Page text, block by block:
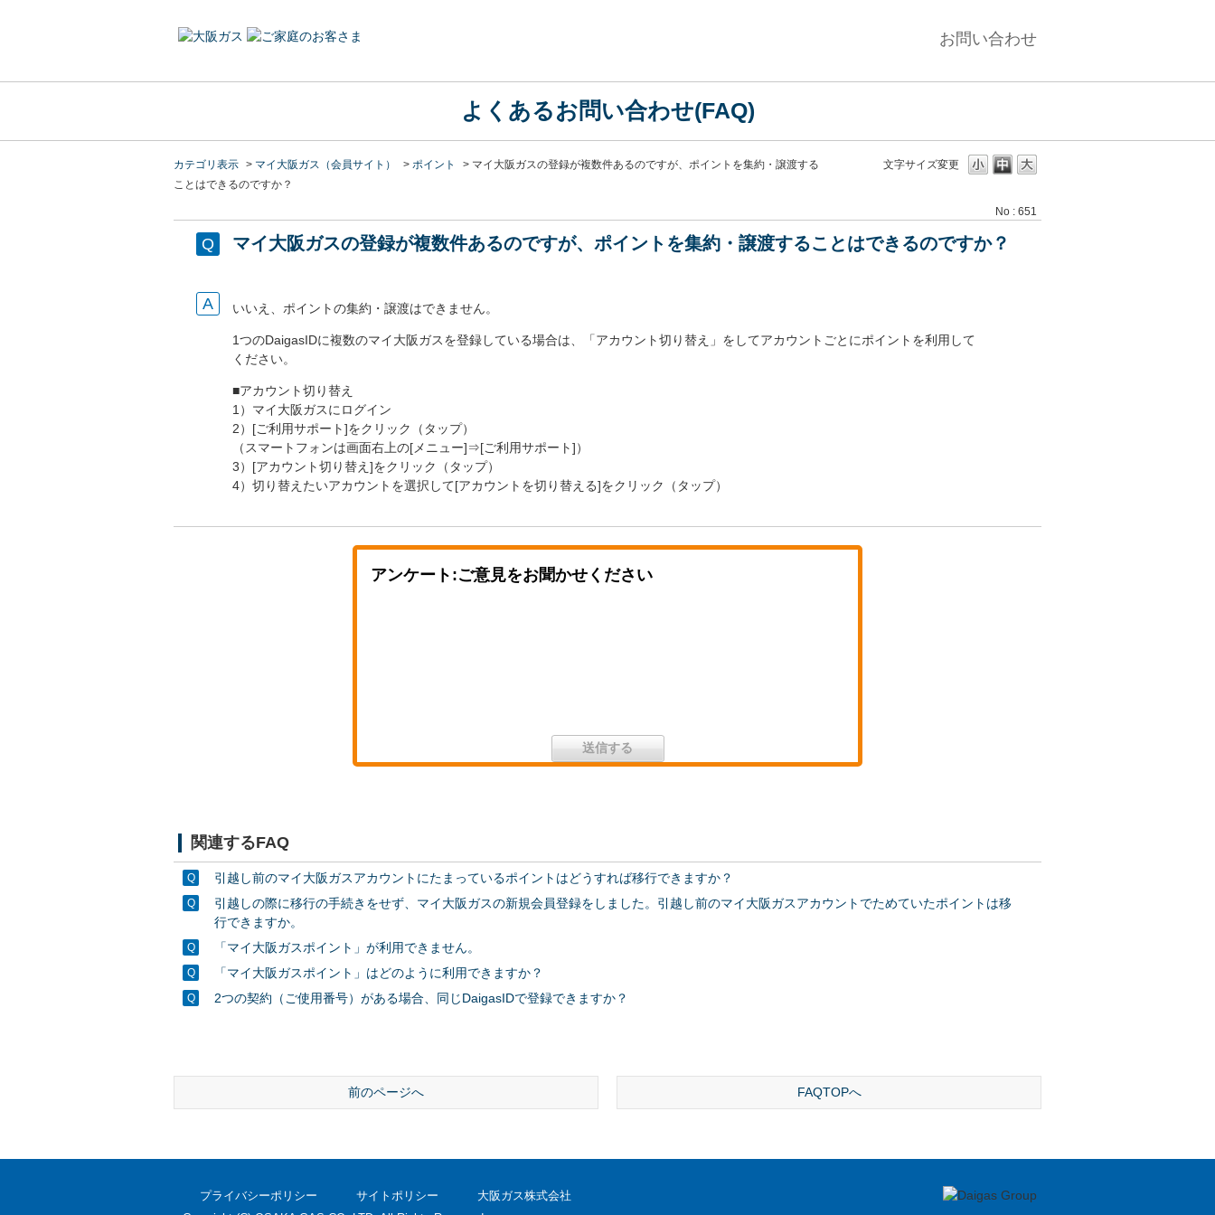
お問い合わせ
よくあるお問い合わせ(FAQ)
文字サイズ変更
カテゴリ表示 > マイ大阪ガス（会員サイト） > ポイント > マイ大阪ガスの登録が複数件あるのですが、ポイントを集約・譲渡する
ことはできるのですか？
No : 651
マイ大阪ガスの登録が複数件あるのですが、ポイントを集約・譲渡することはできるのですか？
いいえ、ポイントの集約・譲渡はできません。
1つのDaigasIDに複数のマイ大阪ガスを登録している場合は、「アカウント切り替え」をしてアカウントごとにポイントを利用して
ください。
■アカウント切り替え
1）マイ大阪ガスにログイン
2）[ご利用サポート]をクリック（タップ）
（スマートフォンは画面右上の[メニュー]⇒[ご利用サポート]）
3）[アカウント切り替え]をクリック（タップ）
4）切り替えたいアカウントを選択して[アカウントを切り替える]をクリック（タップ）
アンケート:ご意見をお聞かせください
関連するFAQ
引越し前のマイ大阪ガスアカウントにたまっているポイントはどうすれば移行できますか？
引越しの際に移行の手続きをせず、マイ大阪ガスの新規会員登録をしました。引越し前のマイ大阪ガスアカウントでためていたポイントは移
行できますか。
「マイ大阪ガスポイント」が利用できません。
「マイ大阪ガスポイント」はどのように利用できますか？
2つの契約（ご使用番号）がある場合、同じDaigasIDで登録できますか？
前のページへ FAQTOPへ
プライバシーポリシー サイトポリシー
大阪ガス株式会社